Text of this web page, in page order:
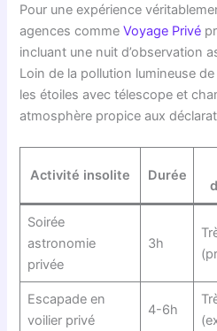
Pour une expérience
agences commeVoyage Privé
incluant une nuit d’observation
Loin de la pollution lumineuse
les étoiles avec télescope et
atmosphère propice aux
Activité insolite Durée
Soirée
astronomie
privée
3h
Escapade en
voilier privé
4-6h